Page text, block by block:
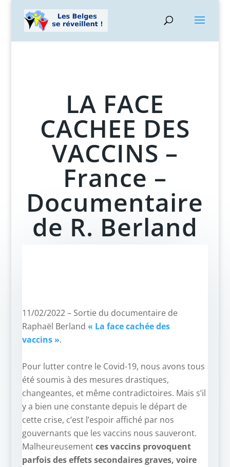
LA FACE
CACHEE DES
VACCINS –
France –
Documentaire
de R. Berland
11/02/2022 – Sortie du documentaire de
Raphaël Berland « La face cachée des
vaccins ».
Pour lutter contre le Covid-19, nous avons tous
été soumis à des mesures drastiques,
changeantes, et même contradictoires. Mais s’il
y a bien une constante depuis le départ de
cette crise, c’est l’espoir affiché par nos
gouvernants que les vaccins nous sauveront.
Malheureusementces vaccins provoquent
parfois des effets secondaires graves, voire